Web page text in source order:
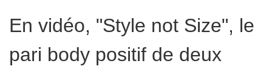
En vidéo, "Style not Size", le
pari body positif de deux